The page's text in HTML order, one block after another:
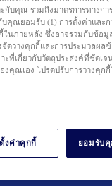
บคุณ รวมถึงมาตรการทางกา
บคุณยอมรับ (1) การตั้งค่าและ
ในภายหลัง ซึ่งอาจรวมกับข้อ
ดวางคุกกี้และการประมวลผล
าะที่เกี่ยวกับวัตถุประสงค์ที่ชัดเ
คุณเอง โปรดปรับการวางคุก
งค่าคุกกี้ ยอมรับ